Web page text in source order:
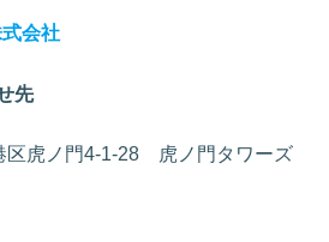
会社
先
虎ノ門4-1-28 虎ノ門タワーズ